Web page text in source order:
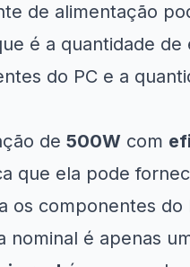
de alimentação
é a quantidade
do PC e a
de 500W com
que ela pode
os componentes do
é apenas